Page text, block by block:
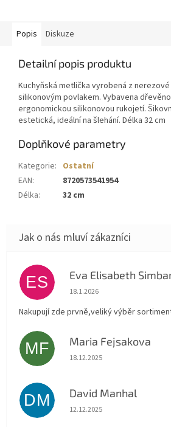
Popis Diskuze
Detailní popis produktu
Kuchyňská metlička vyrobená z
silikonovým povlakem. Vybavena
ergonomickou silikonovou rukojetí.
estetická, ideální na šlehání. Délka 32 cm
Doplňkové parametry
Kategorie: Ostatní
EAN:
8720573541954
Délka: 32 cm
ES Eva Elisabeth
Hodnocení obchodu je 5 z 5
18.1.2026
Nakupují zde prvně,veliký výběr
MF Maria Fejsakova
Hodnocení obchodu je 5 z 5
18.12.2025
DM David Manhal
Hodnocení obchodu je 5 z 5
12.12.2025